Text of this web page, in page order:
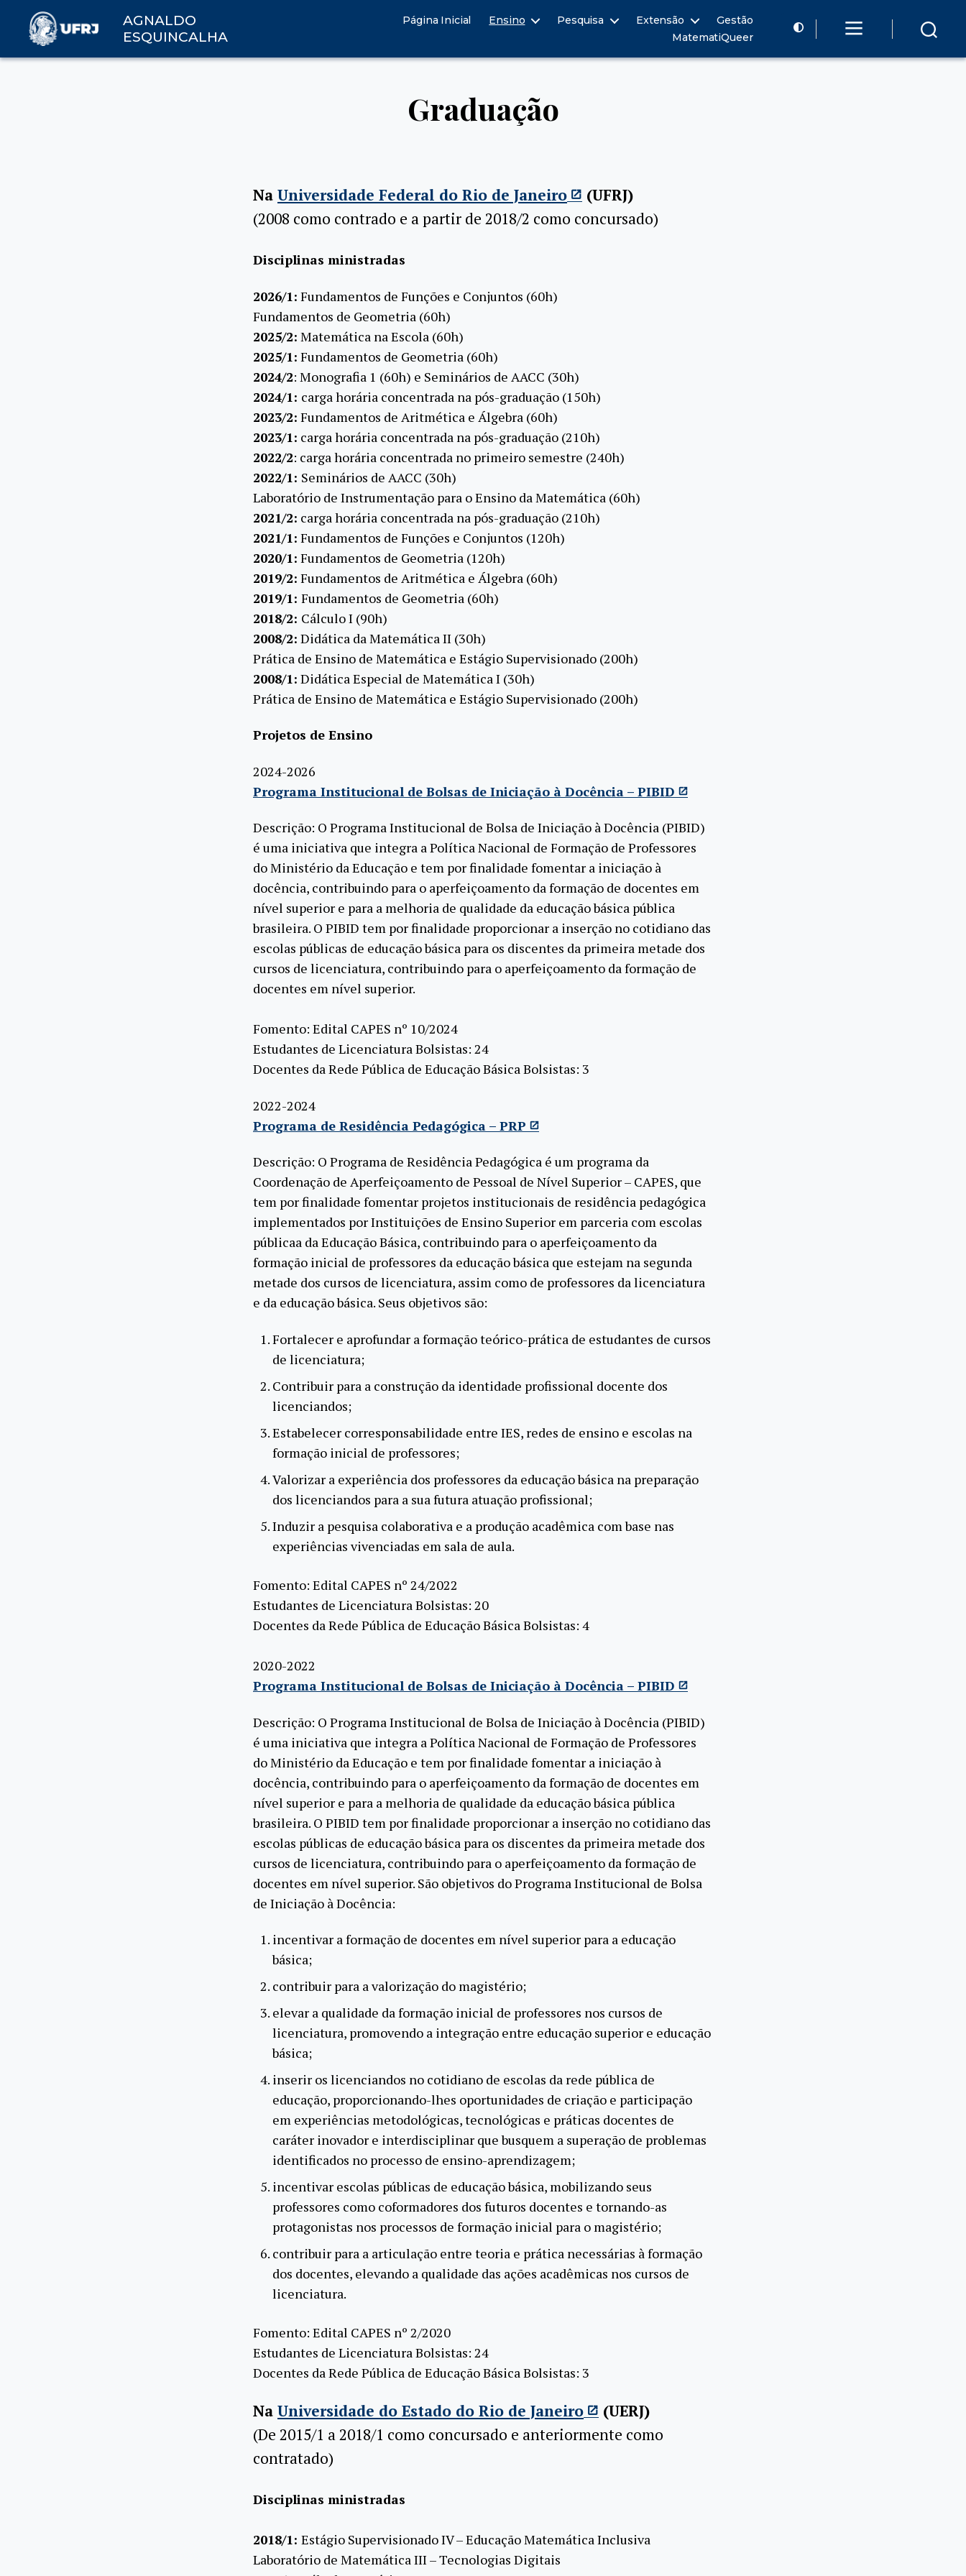
AGNALDO
ESQUINCALHA
Página Inicial Ensino Pesquisa Extensão
Gestão
MatematiQueer
Graduação
Na Universidade Federal do Rio de Janeiro
(UFRJ)
(2008 como contrado e a partir de 2018/2 como concursado)
Disciplinas ministradas
2026/1: Fundamentos de Funções e Conjuntos (60h)
Fundamentos de Geometria (60h)
2025/2: Matemática na Escola (60h)
2025/1: Fundamentos de Geometria (60h)
2024/2: Monografia 1 (60h) e Seminários de AACC (30h)
2024/1: carga horária concentrada na pós-graduação (150h)
2023/2: Fundamentos de Aritmética e Álgebra (60h)
2023/1: carga horária concentrada na pós-graduação (210h)
2022/2: carga horária concentrada no primeiro semestre (240h)
2022/1: Seminários de AACC (30h)
Laboratório de Instrumentação para o Ensino da Matemática (60h)
2021/2: carga horária concentrada na pós-graduação (210h)
2021/1: Fundamentos de Funções e Conjuntos (120h)
2020/1: Fundamentos de Geometria (120h)
2019/2: Fundamentos de Aritmética e Álgebra (60h)
2019/1: Fundamentos de Geometria (60h)
2018/2: Cálculo I (90h)
2008/2: Didática da Matemática II (30h)
Prática de Ensino de Matemática e Estágio Supervisionado (200h)
2008/1: Didática Especial de Matemática I (30h)
Prática de Ensino de Matemática e Estágio Supervisionado (200h)
Projetos de Ensino
2024-2026
Programa Institucional de Bolsas de Iniciação à Docência – PIBID
Descrição: O Programa Institucional de Bolsa de Iniciação à Docência (PIBID)
é uma iniciativa que integra a Política Nacional de Formação de Professores
do Ministério da Educação e tem por finalidade fomentar a iniciação à
docência, contribuindo para o aperfeiçoamento da formação de docentes em
nível superior e para a melhoria de qualidade da educação básica pública
brasileira. O PIBID tem por finalidade proporcionar a inserção no cotidiano das
escolas públicas de educação básica para os discentes da primeira metade dos
cursos de licenciatura, contribuindo para o aperfeiçoamento da formação de
docentes em nível superior.
Fomento: Edital CAPES nº 10/2024
Estudantes de Licenciatura Bolsistas: 24
Docentes da Rede Pública de Educação Básica Bolsistas: 3
2022-2024
Programa de Residência Pedagógica – PRP
Descrição: O Programa de Residência Pedagógica é um programa da
Coordenação de Aperfeiçoamento de Pessoal de Nível Superior – CAPES, que
tem por finalidade fomentar projetos institucionais de residência pedagógica
implementados por Instituições de Ensino Superior em parceria com escolas
públicaa da Educação Básica, contribuindo para o aperfeiçoamento da
formação inicial de professores da educação básica que estejam na segunda
metade dos cursos de licenciatura, assim como de professores da licenciatura
e da educação básica. Seus objetivos são:
Fortalecer e aprofundar a formação teórico-prática de estudantes de cursos
de licenciatura;
Contribuir para a construção da identidade profissional docente dos
licenciandos;
Estabelecer corresponsabilidade entre IES, redes de ensino e escolas na
formação inicial de professores;
Valorizar a experiência dos professores da educação básica na preparação
dos licenciandos para a sua futura atuação profissional;
Induzir a pesquisa colaborativa e a produção acadêmica com base nas
experiências vivenciadas em sala de aula.
Fomento: Edital CAPES nº 24/2022
Estudantes de Licenciatura Bolsistas: 20
Docentes da Rede Pública de Educação Básica Bolsistas: 4
2020-2022
Programa Institucional de Bolsas de Iniciação à Docência – PIBID
Descrição: O Programa Institucional de Bolsa de Iniciação à Docência (PIBID)
é uma iniciativa que integra a Política Nacional de Formação de Professores
do Ministério da Educação e tem por finalidade fomentar a iniciação à
docência, contribuindo para o aperfeiçoamento da formação de docentes em
nível superior e para a melhoria de qualidade da educação básica pública
brasileira. O PIBID tem por finalidade proporcionar a inserção no cotidiano das
escolas públicas de educação básica para os discentes da primeira metade dos
cursos de licenciatura, contribuindo para o aperfeiçoamento da formação de
docentes em nível superior. São objetivos do Programa Institucional de Bolsa
de Iniciação à Docência:
incentivar a formação de docentes em nível superior para a educação
básica;
contribuir para a valorização do magistério;
elevar a qualidade da formação inicial de professores nos cursos de
licenciatura, promovendo a integração entre educação superior e educação
básica;
inserir os licenciandos no cotidiano de escolas da rede pública de
educação, proporcionando-lhes oportunidades de criação e participação
em experiências metodológicas, tecnológicas e práticas docentes de
caráter inovador e interdisciplinar que busquem a superação de problemas
identificados no processo de ensino-aprendizagem;
incentivar escolas públicas de educação básica, mobilizando seus
professores como coformadores dos futuros docentes e tornando-as
protagonistas nos processos de formação inicial para o magistério;
contribuir para a articulação entre teoria e prática necessárias à formação
dos docentes, elevando a qualidade das ações acadêmicas nos cursos de
licenciatura.
Fomento: Edital CAPES nº 2/2020
Estudantes de Licenciatura Bolsistas: 24
Docentes da Rede Pública de Educação Básica Bolsistas: 3
Na Universidade do Estado do Rio de Janeiro
(UERJ)
(De 2015/1 a 2018/1 como concursado e anteriormente como
contratado)
Disciplinas ministradas
2018/1: Estágio Supervisionado IV – Educação Matemática Inclusiva
Laboratório de Matemática III – Tecnologias Digitais